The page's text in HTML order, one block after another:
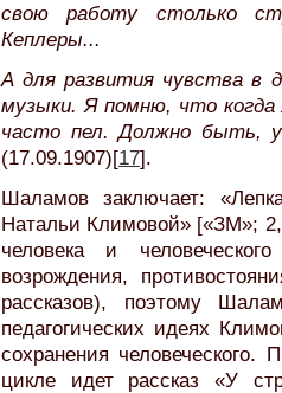
свою работу столько
Кеплеры...
А для развития чувства в
музыки. Я помню, что когда
часто пел. Должно быть,
(17.09.1907)[17].
Шаламов заключает:
Натальи Климовой» [«ЗМ»;
человека и
возрождения,
рассказов), поэтому
педагогических идеях
сохранения
цикле идет рассказ «У